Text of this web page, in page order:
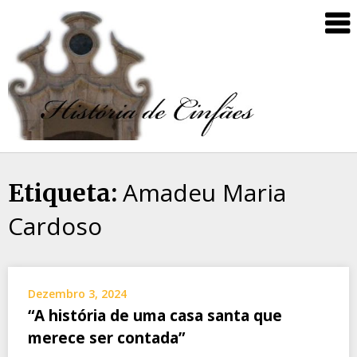
Etiqueta: Amadeu Maria
Cardoso
Dezembro 3, 2024
“A história de uma casa santa que
merece ser contada”